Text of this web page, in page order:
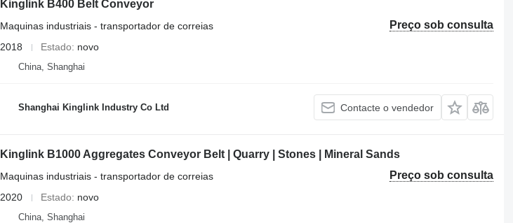
Kinglink B400 Belt Conveyor
Preço sob consulta
Maquinas industriais - transportador de correias
2018
Estado novo
China, Shanghai
Shanghai Kinglink Industry Co Ltd Contacte o vendedor
Kinglink B1000 Aggregates Conveyor Belt | Quarry | Stones | Mineral Sands
Preço sob consulta
Maquinas industriais - transportador de correias
2020
Estado novo
China, Shanghai